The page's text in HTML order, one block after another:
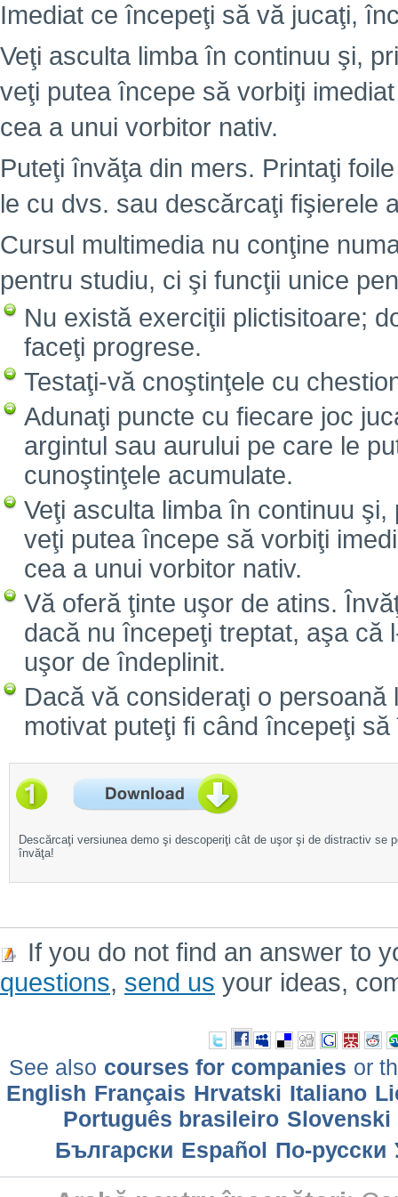
Imediat ce începeţi să vă jucaţi,
Veţi asculta limba în continuu şi,
veţi putea începe să vorbiţi
cea a unui vorbitor nativ.
Puteţi învăţa din mers. Printaţi
le cu dvs. sau descărcaţi fişierele
Cursul multimedia nu conţine
pentru studiu, ci şi funcţii unice
Nu există exerciţii plictisitoare;
faceţi progrese.
Testaţi-vă cnoştinţele cu
Adunaţi puncte cu fiecare joc
argintul sau aurului pe care le
cunoştinţele acumulate.
Veţi asculta limba în continuu
veţi putea începe să vorbiţi
cea a unui vorbitor nativ.
Vă oferă ţinte uşor de atins.
dacă nu începeţi treptat, aşa că
uşor de îndeplinit.
Dacă vă consideraţi o
motivat puteţi fi când începeţi
Descărcaţi versiunea demo şi descoperiţi cât de uşor şi de distractiv se
învăţa!
If you do not find an answer to
questions, send us your ideas,
See also courses for companies or
English Français Hrvatski Italiano
Português brasileiro Slovenski
Български Еspañol По-русски